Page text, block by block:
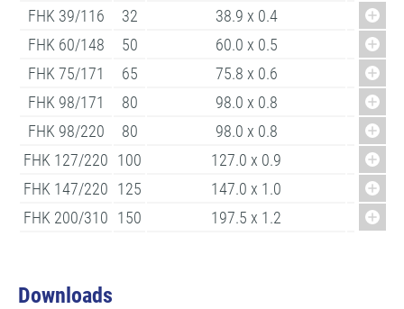
FHK 39/116
32 38.9 x 0.4
FHK 60/148
50 60.0 x 0.5
FHK 75/171
65 75.8 x 0.6
FHK 98/171
80 98.0 x 0.8
FHK 98/220
80 98.0 x 0.8
FHK 127/220 100 127.0 x 0.9
FHK 147/220 125 147.0 x 1.0
FHK 200/310 150 197.5 x 1.2
Downloads